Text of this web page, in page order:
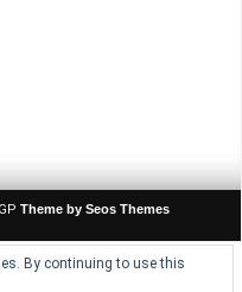
By continuing to use this
Theme by Seos Themes